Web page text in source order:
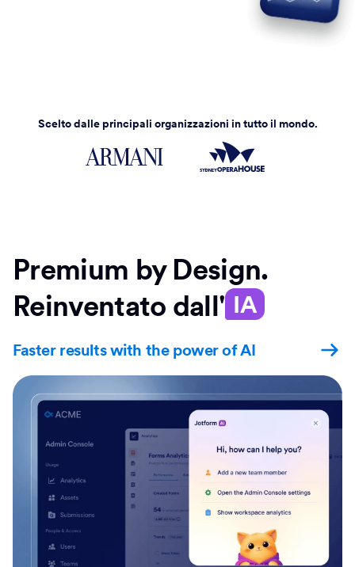
Premium by Design.
Reinventato dall' IA